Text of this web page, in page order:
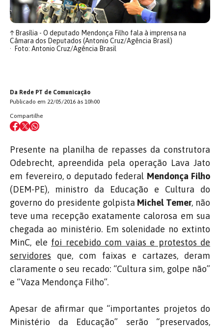
↑Brasília - O deputado Mendonça Filho fala à imprensa na
Câmara dos Deputados (Antonio Cruz/Agência Brasil)
Foto: Antonio Cruz/Agência Brasil
Da Rede PT de Comunicação
Publicado em 22/05/2016 às 10h00
Compartilhe
Presente na planilha de repasses da construtora
Odebrecht, apreendida pela operação Lava Jato
em fevereiro, o deputado federal Mendonça Filho
(DEM-PE), ministro da Educação e Cultura do
governo do presidente golpista Michel Temer, não
teve uma recepção exatamente calorosa em sua
chegada ao ministério. Em solenidade no extinto
MinC, ele foi recebido com vaias e protestos de
servidores que, com faixas e cartazes, deram
claramente o seu recado: “Cultura sim, golpe não”
e “Vaza Mendonça Filho”.
Apesar de afirmar que “importantes projetos do
Ministério da Educação” serão “preservados,